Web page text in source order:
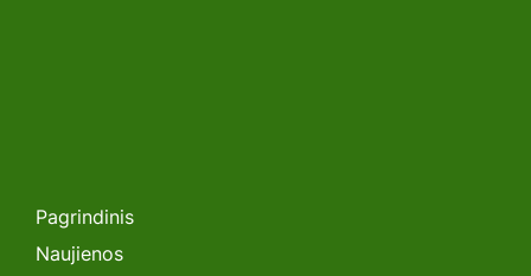
toliau?”
Pagrindinis
Naujienos